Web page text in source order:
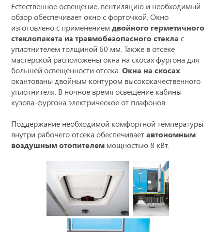
Естественное освещение, вентиляцию и необходимый
обзор обеспечивает окно с форточкой. Окно
изготовлено с применением двойного герметичного
стеклопакета из травмобезопасного стекла с
уплотнителем толщиной 60 мм. Также в отсеке
мастерской расположены окна на скосах фургона для
большей освещенности отсека. Окна на скосах
окантованы двойным контуром высококачественного
уплотнителя. В ночное время освещение кабины
кузова-фургона электрическое от плафонов.
Поддержание необходимой комфортной температуры
внутри рабочего отсека обеспечиваетавтономным
воздушным отопителем мощностью 8 кВт.